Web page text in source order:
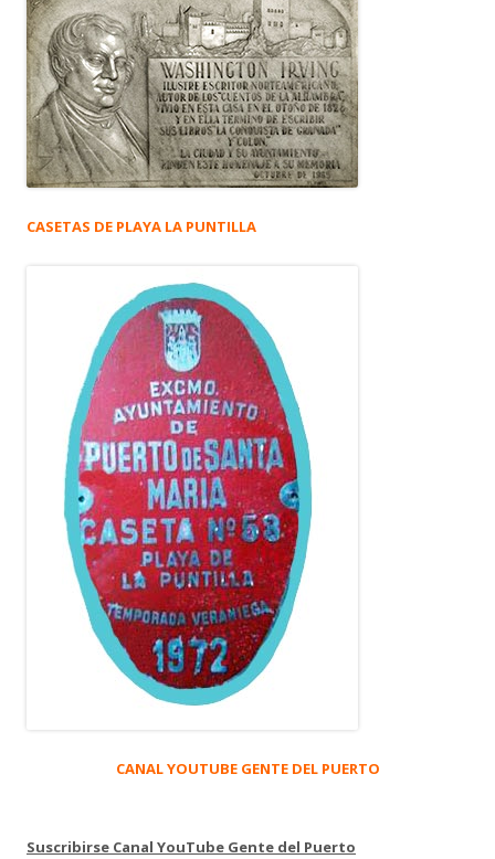
CASETAS DE PLAYA LA PUNTILLA
CANAL YOUTUBE GENTE DEL PUERTO
Suscribirse Canal YouTube Gente del Puerto